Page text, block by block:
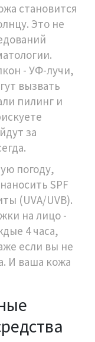
становится
Это не
- УФ-лучи,
вызвать
пилинг и
за
погоду,
SPF
(UVA/UVB).
на лицо -
4 часа,
если вы не
И ваша кожа